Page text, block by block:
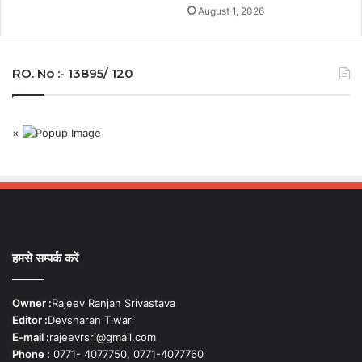
August 1, 2026
RO. No :- 13895/ 120
×
हमसे सम्पर्क करें
Owner :Rajeev Ranjan Srivastava
Editor :Devsharan Tiwari
E-mail :rajeevrsri@gmail.com
Phone : 0771- 4077750, 0771-4077760